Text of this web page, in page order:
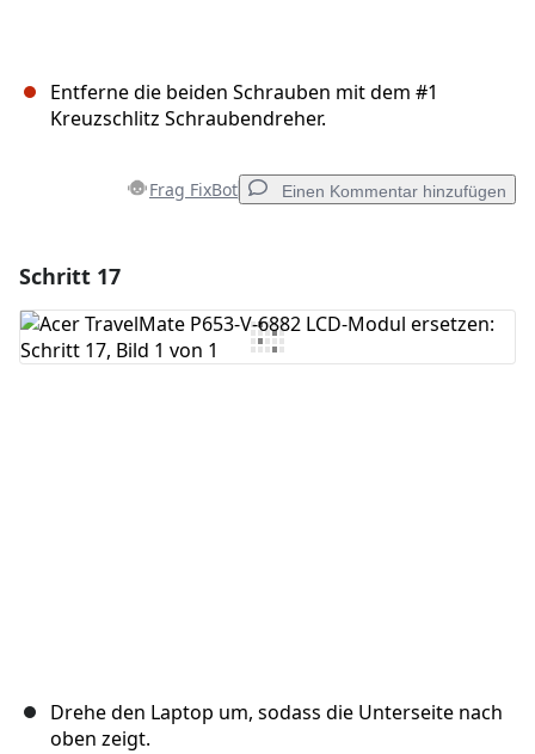
Entferne die beiden Schrauben mit dem #1
Kreuzschlitz Schraubendreher.
Frag FixBot Einen Kommentar hinzufügen
Kommentar hinzufügen
Schritt 17
Drehe den Laptop um, sodass die Unterseite nach
oben zeigt.